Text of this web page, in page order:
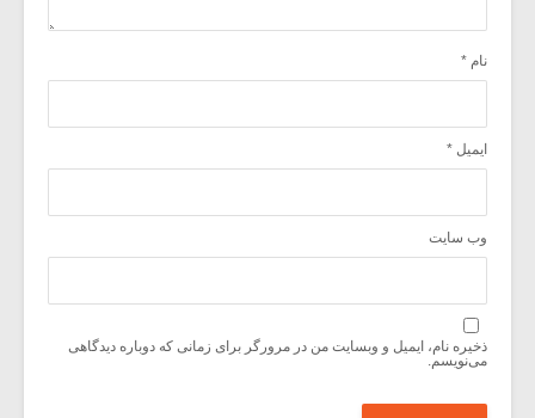
نام *
ایمیل *
وب‌ سایت
ذخیره نام، ایمیل و وبسایت من در مرورگر برای زمانی که دوباره دیدگاهی
می‌نویسم.